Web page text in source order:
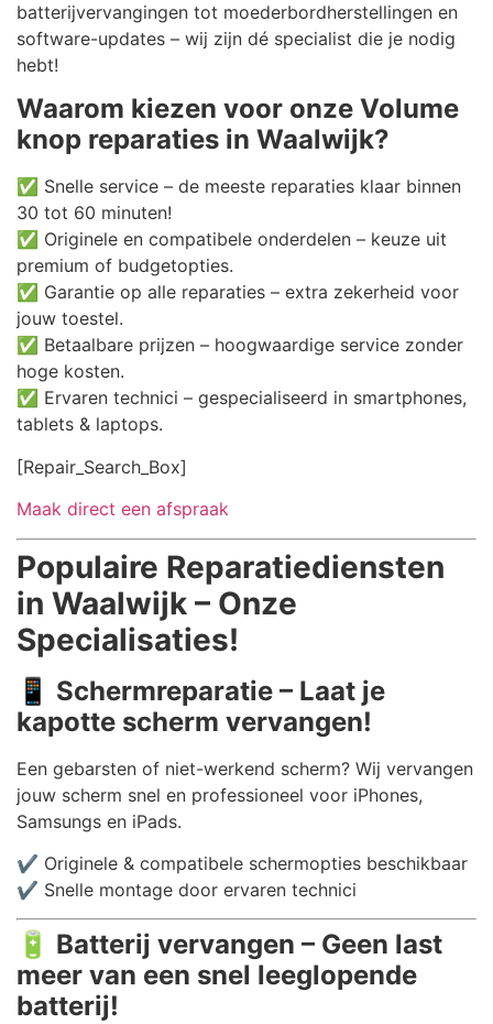
batterijvervangingen tot moederbordherstellingen en
software-updates – wij zijn dé specialist die je nodig
hebt!
Waarom kiezen voor onze Volume
knop reparaties in Waalwijk?
✅ Snelle service – de meeste reparaties klaar binnen
30 tot 60 minuten!
✅ Originele en compatibele onderdelen – keuze uit
premium of budgetopties.
✅ Garantie op alle reparaties – extra zekerheid voor
jouw toestel.
✅ Betaalbare prijzen – hoogwaardige service zonder
hoge kosten.
✅ Ervaren technici – gespecialiseerd in smartphones,
tablets & laptops.
[Repair_Search_Box]
Maak direct een afspraak
Populaire Reparatiediensten
in Waalwijk – Onze
Specialisaties!
📱 Schermreparatie – Laat je
kapotte scherm vervangen!
Een gebarsten of niet-werkend scherm? Wij vervangen
jouw scherm snel en professioneel voor iPhones,
Samsungs en iPads.
✔️ Originele & compatibele schermopties beschikbaar
✔️ Snelle montage door ervaren technici
🔋 Batterij vervangen – Geen last
meer van een snel leeglopende
batterij!